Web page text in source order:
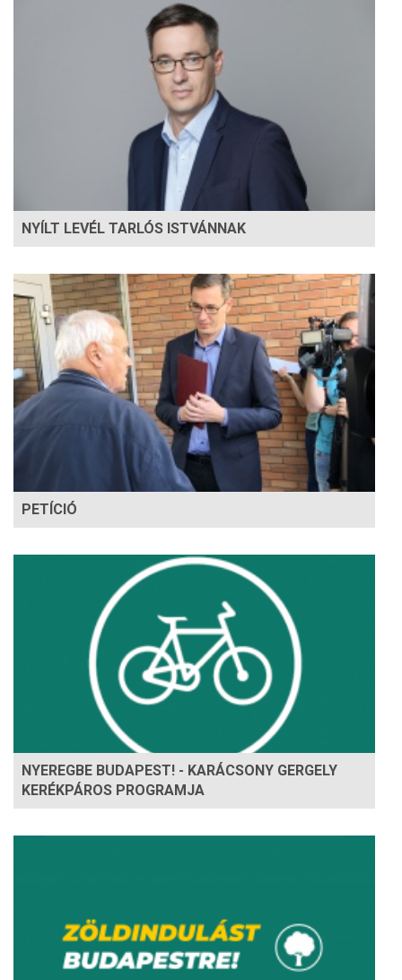
NYÍLT LEVÉL TARLÓS ISTVÁNNAK
PETÍCIÓ
NYEREGBE BUDAPEST! - KARÁCSONY GERGELY
KERÉKPÁROS PROGRAMJA